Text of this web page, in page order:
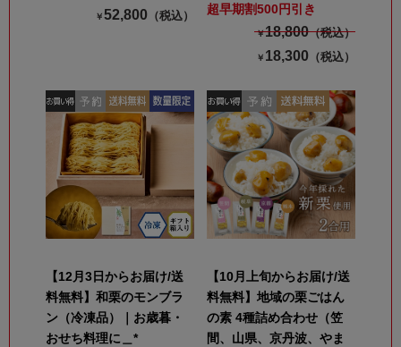
￥52,800 （税込）
超早期割500円引き
￥18,800（税込）
￥ 18,300 （税込）
【12月3日からお届け/送
料無料】和栗のモンブラ
ン（冷凍品）｜お歳暮・
おせち料理に＿*
【10月上旬からお届け/送
料無料】地域の栗ごはん
の素 4種詰め合わせ（笠
間、山県、京丹波、やま